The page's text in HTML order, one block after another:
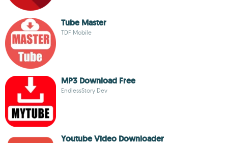
Tube Master
TDF Mobile
MP3 Download Free
EndlessStory Dev
Youtube Video Downloader